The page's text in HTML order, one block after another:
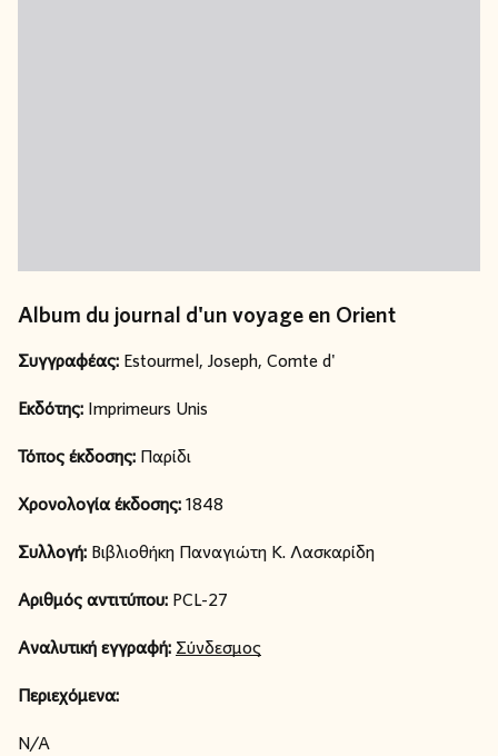
Album du journal d'un voyage en Orient
Συγγραφέας: Estourmel, Joseph, Comte d'
Εκδότης: Imprimeurs Unis
Τόπος έκδοσης: Παρίδι
Χρονολογία έκδοσης:1848
Συλλογή: Βιβλιοθήκη Παναγιώτη Κ. Λασκαρίδη
Αριθμός αντιτύπου: PCL-27
Αναλυτική εγγραφή: Σύνδεσμος
Περιεχόμενα:
N/A